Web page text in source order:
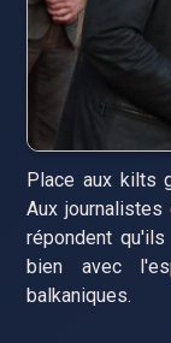
Place aux kilts
Aux
répondent
bien avec
balkaniques.